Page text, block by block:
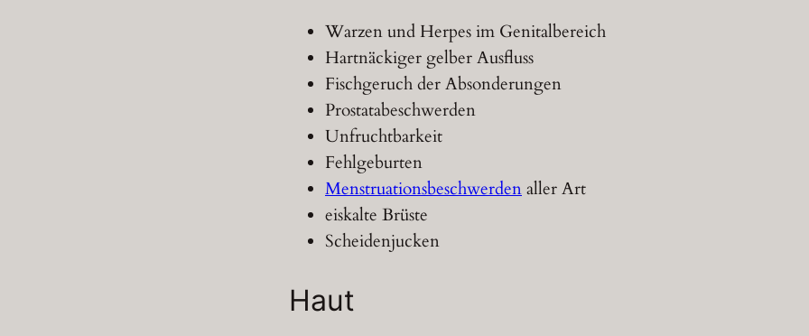
Warzen und Herpes im Genitalbereich
Hartnäckiger gelber Ausfluss
Fischgeruch der Absonderungen
Prostatabeschwerden
Unfruchtbarkeit
Fehlgeburten
Menstruationsbeschwerdenaller Art
eiskalte Brüste
Scheidenjucken
Haut